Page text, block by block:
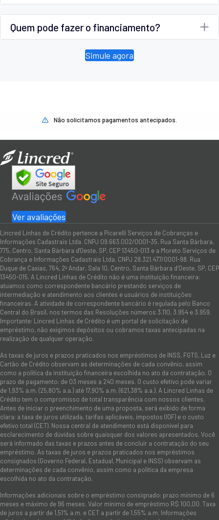
Quem pode fazer o financiamento?
Simule agora
Não solicitamos pagamentos antecipados.
Ver avaliações
Lincred Linhas de Crédito pertence a Picarelli Serviços de Cobranças e
Informações Cadastrais Ltda. CNPJ 09.663.002/0001-35. Rua Santa Bárbara,
775, Centro, Santa Bárbara d'Oeste, SP, CEP 13450-013 e a Moreto Serviços de
Cobrança e Informações Cadastrais Ltda. CNPJ 28.321.477/0001-98. Rua
Duque de Caxias, 764, 2º Andar, Sala 10, Centro, Santa Bárbara d’Oeste, SP, CEP
13450-015. A Lincred Linhas de Crédito não é uma instituição financeira:
atuamos como correspondente bancário prestando serviços de
intermediação e atendimento aos clientes e usuários de instituições
financeiras. A atividade de correspondente bancário é regulada pelo Banco
Central do Brasil, nos termos das Resoluções números 3.110, 3.954 e 3.959.
Importante: Lincred Linhas de Crédito é um portal de solicitação de
empréstimo, não exigimos depósitos ou cobramos taxas antecipadas na
realização de qualquer operação.
As taxas de juros e prazos praticados nos empréstimos de INSS, FGTS, Luz e
Cartão de Crédito observam as determinações de cada convênio, assim
como a política da instituição financeira escolhida no ato da contratação. O
prazo de pagamento: de 03 meses a 240 meses. O custo efetivo pode variar
de 1,93% a.m. (25,80% a.a.) até 17,90% a.m. (621,38% a.a.). A Lincred Linhas de
Crédito tem o compromisso de total transparência com nossos clientes.
Antes de iniciar o preenchimento de uma proposta, será exibido de forma
clara: a taxa de juros utilizada, tarifas aplicáveis, impostos (IOF) e o custo
efetivo total (CET). Nossa central de atendimento está disponível para
esclarecimento de dúvidas sobre quaisquer dos valores apresentados. Você
será informado das taxas e prazos antes de concluir a contratação do seu
empréstimo. As taxas de juros e prazos praticados nos empréstimos
consignados (Governo Federal, Estadual, Municipal e INSS) observam as
determinações de cada convênio, assim como a política da empresa
escolhida no ato da contratação.
Informações adicionais sobre o empréstimo consignado: prazo mínimo de 6
meses e máximo de 96 meses. Valor mínimo de empréstimo R$ 100,00. Taxa
de juros a partir de 1,51% a.m. e CET a partir de 1,55% a.m. Informações